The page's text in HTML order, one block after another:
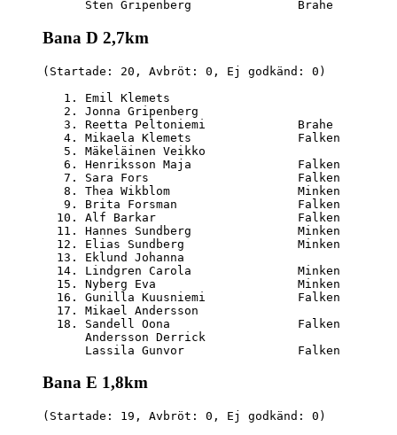
Bana D 2,7km
(Startade: 20, Avbröt: 0, Ej godkänd: 0)
1. Emil Klemets
2. Jonna Gripenberg
3. Reetta Peltoniemi             Brahe
4. Mikaela Klemets               Falken
5. Mäkeläinen Veikko
6. Henriksson Maja               Falken
7. Sara Fors                     Falken
8. Thea Wikblom                  Minken
9. Brita Forsman                 Falken
10. Alf Barkar                    Falken
11. Hannes Sundberg               Minken
12. Elias Sundberg                Minken
13. Eklund Johanna
14. Lindgren Carola               Minken
15. Nyberg Eva                    Minken
16. Gunilla Kuusniemi             Falken
17. Mikael Andersson
18. Sandell Oona                  Falken
Andersson Derrick
Bana E 1,8km
(Startade: 19, Avbröt: 0, Ej godkänd: 0)